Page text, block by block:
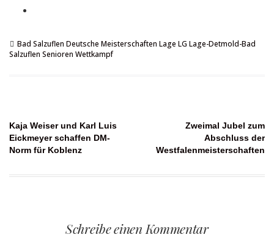
Bad Salzuflen Deutsche Meisterschaften Lage LG Lage-Detmold-Bad
Salzuflen Senioren Wettkampf
Beitragsnavigation
Kaja Weiser und Karl Luis
Eickmeyer schaffen DM-
Norm für Koblenz
Zweimal Jubel zum
Abschluss der
Westfalenmeisterschaften
Schreibe einen Kommentar